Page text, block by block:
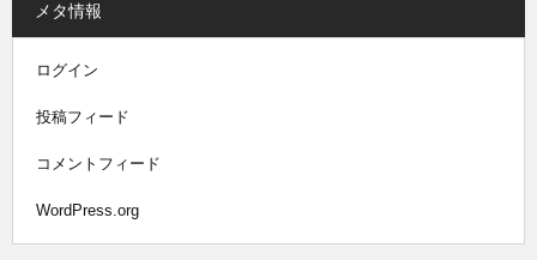
メタ情報
ログイン
投稿フィード
コメントフィード
WordPress.org